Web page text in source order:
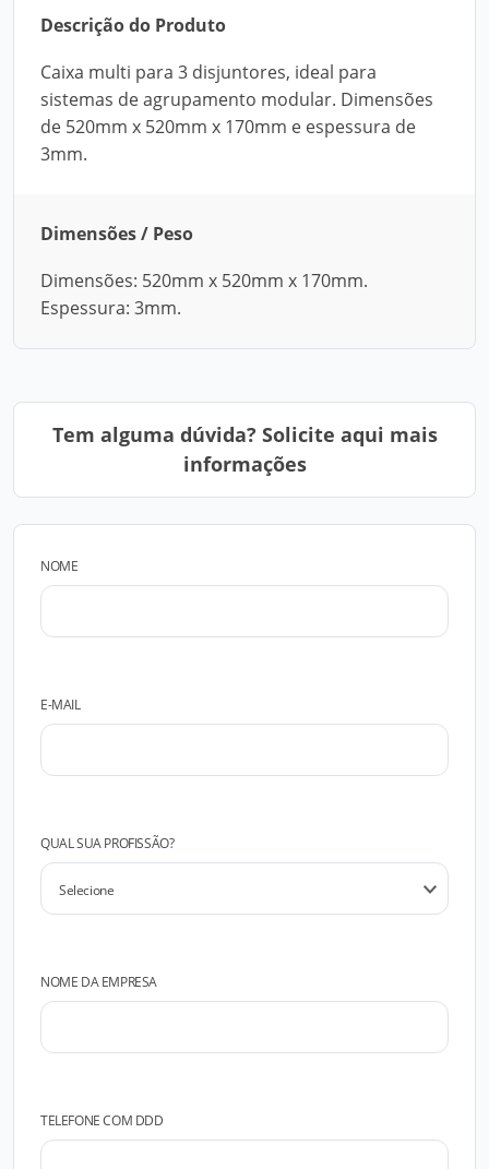
Descrição do Produto
Caixa multi para 3 disjuntores, ideal para
sistemas de agrupamento modular. Dimensões
de 520mm x 520mm x 170mm e espessura de
3mm.
Dimensões / Peso
Dimensões: 520mm x 520mm x 170mm.
Espessura: 3mm.
Tem alguma dúvida? Solicite aqui mais
informações
NOME
E-MAIL
QUAL SUA PROFISSÃO?
NOME DA EMPRESA
TELEFONE COM DDD